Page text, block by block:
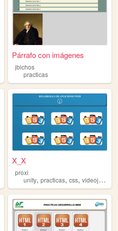
Párrafo con imágenes
jbichos
practicas
X_X
proxi
unity,practicas,css,videojuegos